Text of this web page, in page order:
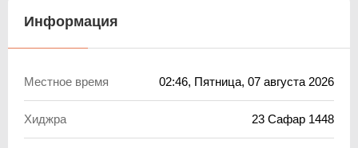
Информация
Местное время 02:46, Пятница, 07 августа 2026
Хиджра 23 Сафар 1448